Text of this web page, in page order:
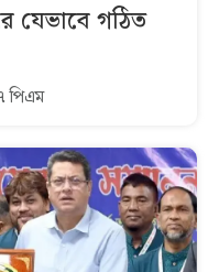
যেভাবে গঠিত
পিএম